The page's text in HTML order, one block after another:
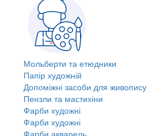
Мольберти та етюдники
Папір художній
Допоміжні засоби для живопису
Пензли та мастихіни
Фарби художні
Фарби художні
Фарби акварель